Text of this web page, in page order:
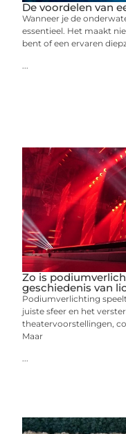
De voordelen van
Wanneer je de
essentieel. Het maakt
bent of een ervaren
...
Zo is
geschiedenis van
Podiumverlichting
juiste sfeer en het
theatervoorstellingen,
Maar
...